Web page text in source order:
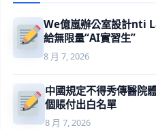
We億嵐辦公室設計nti
給無限量“AI實習生”
8 月 7, 2026
中國規定不得秀傳醫院
個賬付出白名單
8 月 7, 2026